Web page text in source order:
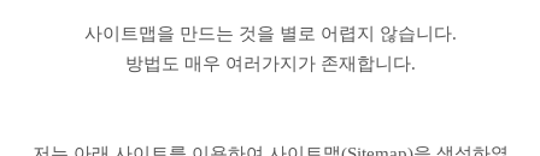
사이트맵을 만드는 것을 별로 어렵지 않습니다.
방법도 매우 여러가지가 존재합니다.